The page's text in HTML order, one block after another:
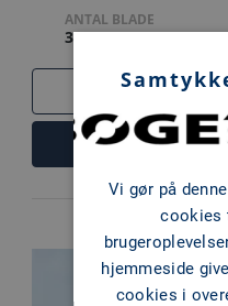
ANTAL BLADE
3
Vi gør på
cookies
hjemmeside
cookies i